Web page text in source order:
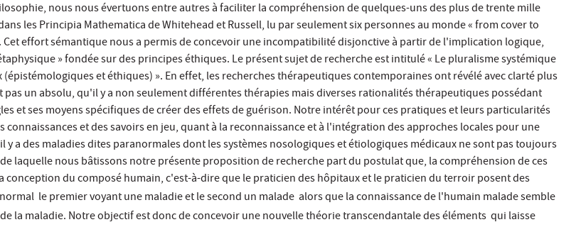
nous nous évertuons entre autres à faciliter la compréhension de quelques-uns des plus de trente mille
les Principia Mathematica de Whitehead et Russell, lu par seulement six personnes au monde « from cover to
Cet effort sémantique nous a permis de concevoir une incompatibilité disjonctive à partir de l'implication logique,
» fondée sur des principes éthiques. Le présent sujet de recherche est intitulé « Le pluralisme systémique
et éthiques) ». En effet, les recherches thérapeutiques contemporaines ont révélé avec clarté plus
pas un absolu, qu'il y a non seulement différentes thérapies mais diverses rationalités thérapeutiques possédant
et ses moyens spécifiques de créer des effets de guérison. Notre intérêt pour ces pratiques et leurs particularités
et des savoirs en jeu, quant à la reconnaissance et à l'intégration des approches locales pour une
y a des maladies dites paranormales dont les systèmes nosologiques et étiologiques médicaux ne sont pas toujours
laquelle nous bâtissons notre présente proposition de recherche part du postulat que, la compréhension de ces
conception du composé humain, c'est-à-dire que le praticien des hôpitaux et le praticien du terroir posent des
 le premier voyant une maladie et le second un malade  alors que la connaissance de l'humain malade semble
la maladie. Notre objectif est donc de concevoir une nouvelle théorie transcendantale des éléments  qui laisse